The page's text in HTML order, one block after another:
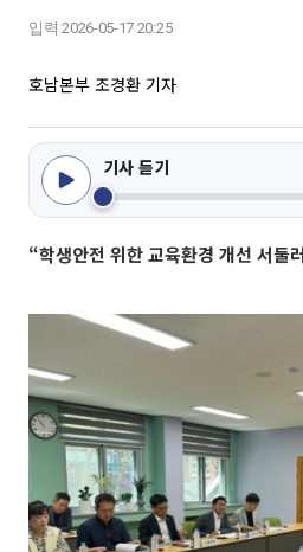
입력 2026-05-17 20:25
호남본부 조경환 기자
기사 듣기
“학생안전 위한 교육환경 개선 서둘